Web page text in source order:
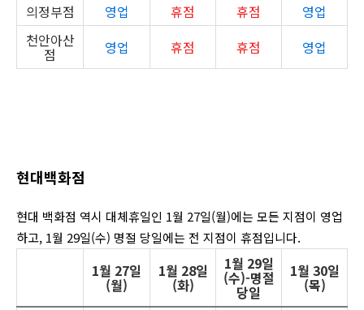
의정부점
영업 휴점 휴점
영업
천안아산
점 영업 휴점 휴점 영업
현대백화점
현대 백화점 역시 대체휴일인 1월 27일(월)에는 모든 지점이 영업
하고, 1월 29일(수) 명절 당일에는 전 지점이 휴점입니다.
1월 27일
(월)
1월 28일
(화)
1월 29일
(수)-명절
당일
1월 30일
(목)